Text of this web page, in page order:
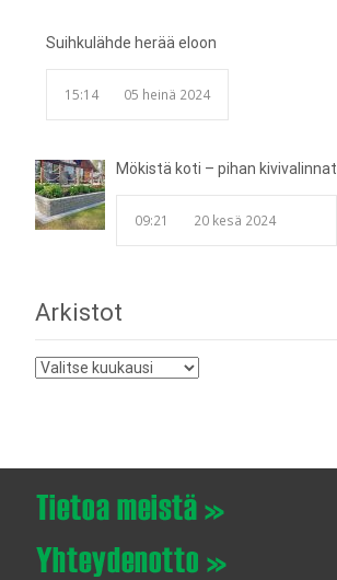
Suihkulähde herää eloon
15:14 05 heinä 2024
Mökistä koti – pihan kivivalinnat
09:21 20 kesä 2024
Arkistot
Arkistot